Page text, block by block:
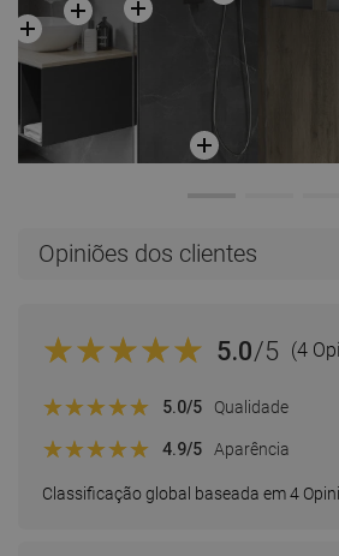
Opiniões dos clientes
5.0/5 (4
Classificação global baseada em 4
5.0/5 Qualidade
4.9/5 Aparência